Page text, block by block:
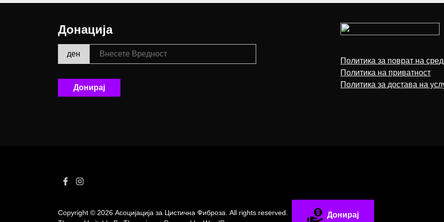
Донација
ден
Донирај
Политика за поврат на
Политика на приватност
Политика за достава на
FacebookInstagram
Copyright © 2026 Асоцијација за Цистична Фиброза. All rights reserved.
Донирај